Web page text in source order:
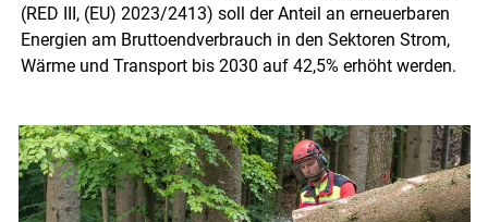
(RED III, (EU) 2023/2413) soll der Anteil an erneuerbaren
Energien am Bruttoendverbrauch in den Sektoren Strom,
Wärme und Transport bis 2030 auf 42,5% erhöht werden.